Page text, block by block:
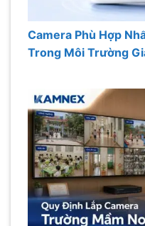
Camera Phù Hợp
Trong Môi Trường